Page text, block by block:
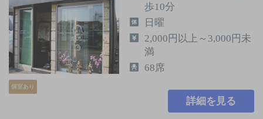
個室あり
歩10分
日曜
2,000円以上～3,000円未
満
68席
詳細を見る